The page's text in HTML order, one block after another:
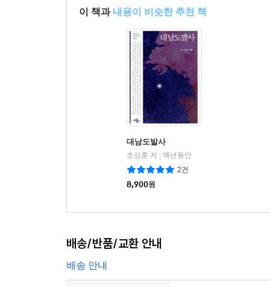
이 책과 내용이 비슷한 추천 책
대남도발사
조성훈 저 | 백년동안
2건
8,900원
배송/반품/교환 안내
배송 안내